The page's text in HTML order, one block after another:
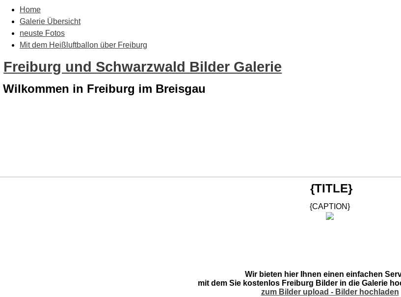
Home
Galerie Übersicht
neuste Fotos
Mit dem Heißluftballon über Freiburg
Freiburg und Schwarzwald Bilder Galerie
Wilkommen in Freiburg im Breisgau
{TITLE}
{CAPTION}
Wir bieten hier Ihnen einen einfachen
mit dem Sie kostenlos Freiburg Bilder in die Galerie
zum Bilder upload - Bilder hochladen